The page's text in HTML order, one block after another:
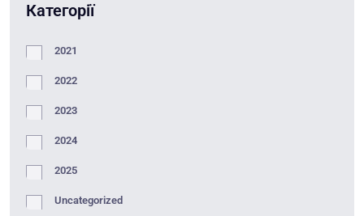
Категорії
2021
2022
2023
2024
2025
Uncategorized